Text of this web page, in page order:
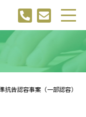
抗告認容事案（一部認容）